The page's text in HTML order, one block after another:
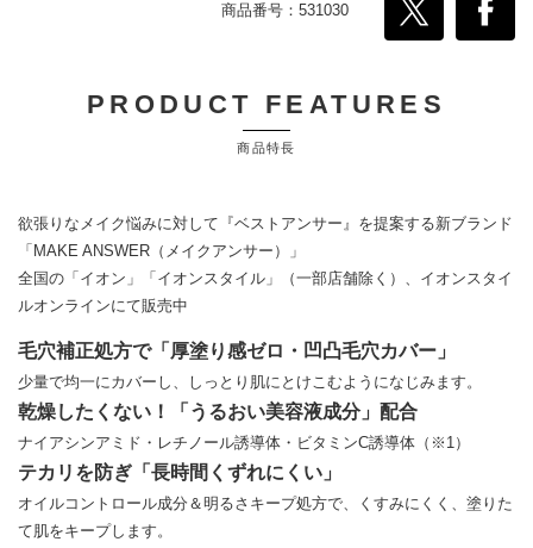
商品番号：531030
PRODUCT FEATURES
商品特長
欲張りなメイク悩みに対して『ベストアンサー』を提案する新ブランド
「MAKE ANSWER（メイクアンサー）」
全国の「イオン」「イオンスタイル」（一部店舗除く）、イオンスタイ
ルオンラインにて販売中
毛穴補正処方で「厚塗り感ゼロ・凹凸毛穴カバー」
少量で均一にカバーし、しっとり肌にとけこむようになじみます。
乾燥したくない！「うるおい美容液成分」配合
ナイアシンアミド・レチノール誘導体・ビタミンC誘導体（※1）
テカリを防ぎ「長時間くずれにくい」
オイルコントロール成分＆明るさキープ処方で、くすみにくく、塗りた
て肌をキープします。